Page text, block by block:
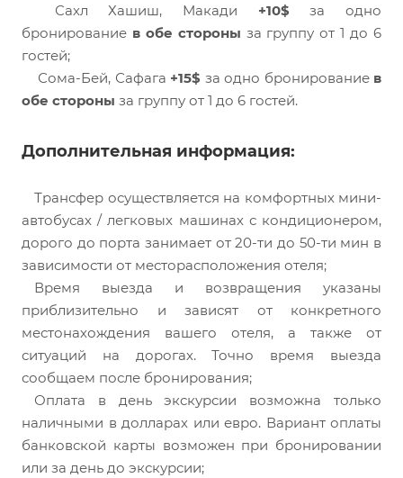
Сахл Хашиш, Макади +10$ за одно
бронирование в обе стороны за группу от 1 до 6
гостей;
Сома-Бей, Сафага +15$ за одно бронирование в
обе стороны за группу от 1 до 6 гостей.
Дополнительная информация:
Трансфер осуществляется на комфортных мини-
автобусах / легковых машинах с кондиционером,
дорого до порта занимает от 20-ти до 50-ти мин в
зависимости от месторасположения отеля;
Время выезда и возвращения указаны
приблизительно и зависят от конкретного
местонахождения вашего отеля, а также от
ситуаций на дорогах. Точно время выезда
сообщаем после бронирования;
Оплата в день экскурсии возможна только
наличными в долларах или евро. Вариант оплаты
банковской карты возможен при бронировании
или за день до экскурсии;